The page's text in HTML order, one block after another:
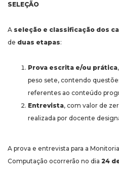
SELEÇÃO
A seleção e classificação dos
de duas etapas:
Prova escrita e/ou prática
peso sete, contendo
referentes ao conteúdo
Entrevista, com valor de
realizada por docente
A prova e entrevista para a
Computação ocorrerão no dia 24